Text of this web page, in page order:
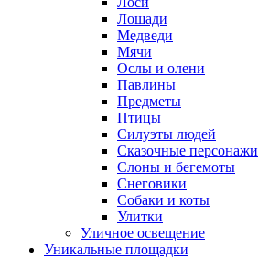
Лошади
Медведи
Мячи
Ослы и олени
Павлины
Предметы
Птицы
Силуэты людей
Сказочные персонажи
Слоны и бегемоты
Снеговики
Собаки и коты
Улитки
Уличное освещение
Уникальные площадки